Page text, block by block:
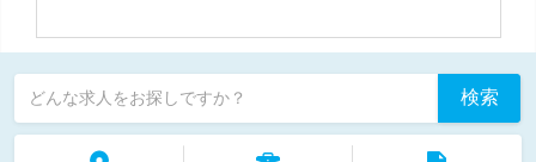
どんな求人をお探しですか？ 検索